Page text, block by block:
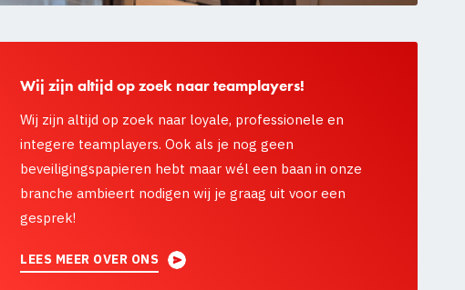
Wij zijn altijd op zoek naar teamplayers!
Wij zijn altijd op zoek naar loyale, professionele en
integere teamplayers. Ook als je nog geen
beveiligingspapieren hebt maar wél een baan in onze
branche ambieert nodigen wij je graag uit voor een
gesprek!
LEES MEER OVER ONS